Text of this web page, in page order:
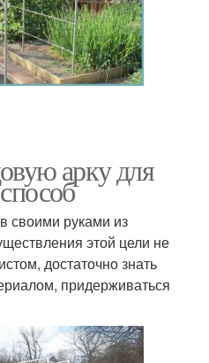
арку для
своими руками из
этой цели не
достаточно знать
придерживаться